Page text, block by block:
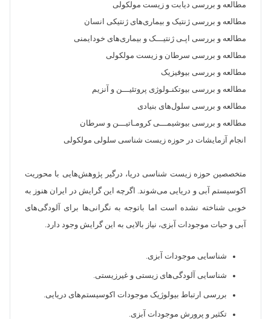
مطالعه و بررسی دیابت و زیست مولکولی
مطالعه و بررسی ژنتیک و بیماری‌های ژنتیکی انسان
مطالعه و بررسی اپـی ژنتیـــک و بیماری‌های خودایمنی
مطالعه و بررسی سرطان و زیست مولکولی
مطالعه و بررسی بیوفیزیک
مطالعه و بررسی بیوتکنـولوژی پروتئیـــن و آنزیم
مطالعه و بررسی سلول‌های بنیادی
مطالعه و بررسی بیوشیمـــی کرومـاتیـــن و سرطان
انجام آزمایشات در حوزه زیست شناسی سلولی مولکولی
متخصصین حوزه زیست شناسی دریا، درگیر پژوهش‌هایی با محوریت
اکوسیستم آبی و دریایی می‌شوند. اگرچه این گرایش در ایران هنوز به
خوبی شناخته نشده است اما باتوجه به نگرانی‌ها برای آلودگی‌های
آبی و حیات موجودات آبزی، نیاز بالایی به این گرایش وجود دارد.
شناسایی موجودات آبزی.
شناسایی آلودگی‌های زیستی و غیرزیستی.
بررسی ارتباط بیولوژیک موجودات اکوسیستم‌های دریایی.
تکثیر و پرورش موجودات آبزی.